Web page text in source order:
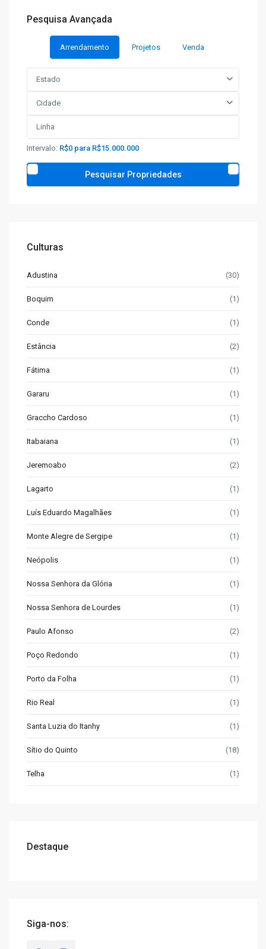
Pesquisa Avançada
Arrendamento Projetos Venda
Estado
Cidade
Intervalo: R$0 para R$15.000.000
Culturas
Adustina (30)
Boquim (1)
Conde (1)
Estância (2)
Fátima (1)
Gararu (1)
Graccho Cardoso (1)
Itabaiana (1)
Jeremoabo (2)
Lagarto (1)
Luís Eduardo Magalhães (1)
Monte Alegre de Sergipe (1)
Neópolis (1)
Nossa Senhora da Glória (1)
Nossa Senhora de Lourdes (1)
Paulo Afonso (2)
Poço Redondo (1)
Porto da Folha (1)
Rio Real (1)
Santa Luzia do Itanhy (1)
Sítio do Quinto (18)
Telha (1)
Destaque
Siga-nos: